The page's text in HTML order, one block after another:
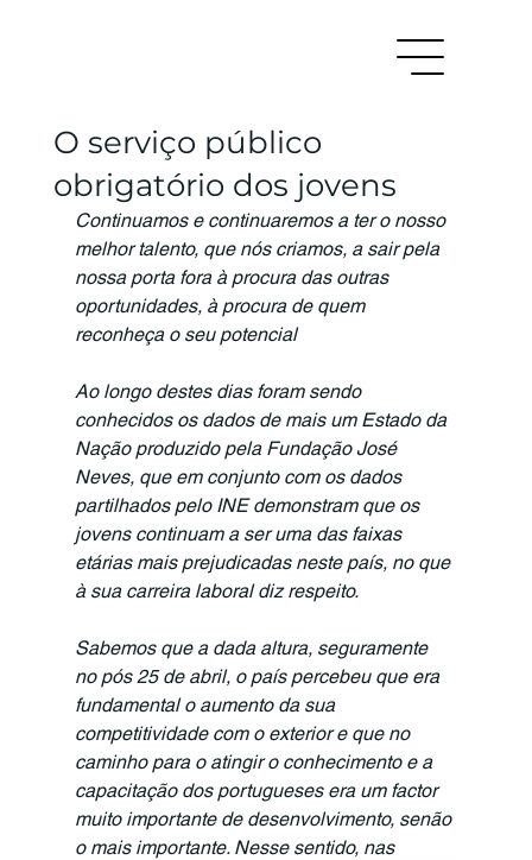
O serviço público
obrigatório dos jovens
Continuamos e continuaremos a ter o nosso
melhor talento, que nós criamos, a sair pela
nossa porta fora à procura das outras
oportunidades, à procura de quem
reconheça o seu potencial
Ao longo destes dias foram sendo
conhecidos os dados de mais um Estado da
Nação produzido pela Fundação José
Neves, que em conjunto com os dados
partilhados pelo INE demonstram que os
jovens continuam a ser uma das faixas
etárias mais prejudicadas neste país, no que
à sua carreira laboral diz respeito.
Sabemos que a dada altura, seguramente
no pós 25 de abril, o país percebeu que era
fundamental o aumento da sua
competitividade com o exterior e que no
caminho para o atingir o conhecimento e a
capacitação dos portugueses era um factor
muito importante de desenvolvimento, senão
o mais importante. Nesse sentido, nas